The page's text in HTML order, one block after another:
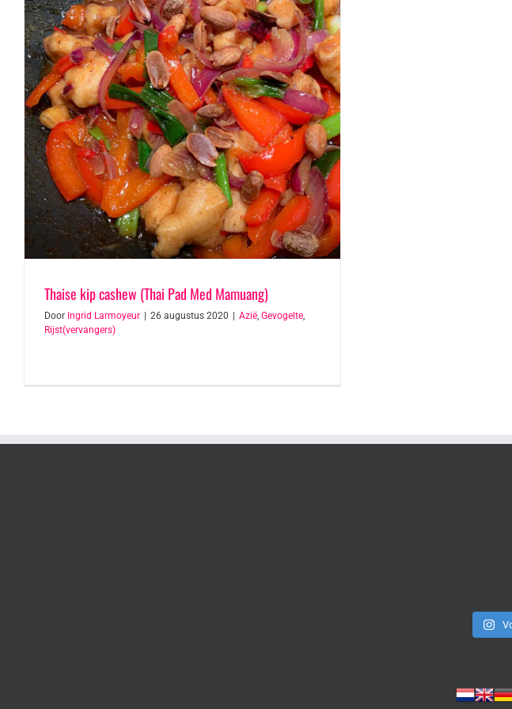
Thaise kip cashew (Thai Pad Med Mamuang)
Door Ingrid Larmoyeur 26 augustus 2020 Azië, Gevogelte,
Rijst(vervangers)